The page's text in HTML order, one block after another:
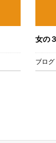
女の
ブログ